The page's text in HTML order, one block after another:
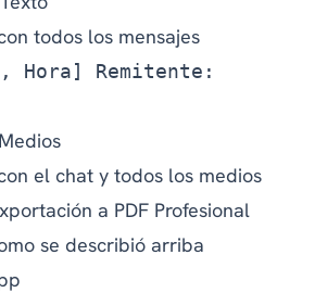
todos los mensajes
Hora] Remitente:
el chat y todos los medios
a PDF Profesional
se describió arriba